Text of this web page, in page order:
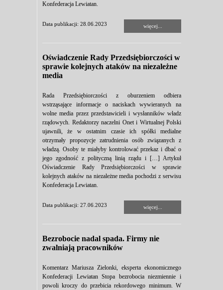
Konfederacja Lewiatan.
Data publikacji: 28.06.2023 więcej...
Oświadczenie Rady Przedsiębiorczości w
sprawie kolejnych ataków na niezależne
media
Rada Przedsiębiorczości z oburzeniem odbiera
wstrząsające informacje o naciskach wywieranych na
wolne media przez przedstawicieli i wysłanników władz
rządowych. Redaktorzy naczelni Onet i Wirtualnej Polski
ujawnili, że w ostatnim czasie ich spółki medialne
otrzymały propozycje zatrudnienia osób związanych z
władzą. Osoby te miałyby kontrolować przekaz i dbać o
jego zgodność z polityczną linią rządu i […] Artykuł
Oświadczenie Rady Przedsiębiorczości w sprawie
kolejnych ataków na niezależne media pochodzi z serwisu
Konfederacja Lewiatan.
Data publikacji: 27.06.2023 więcej...
Bezrobocie nadal spada. Firmy nie
zwalniają pracowników
Komentarz Mariusza Zielonki, eksperta ekonomicznego
Konfederacji Lewiatan Stopa bezrobocia niezmiennie i
powoli kroczy do przebicia rekordowego minimum. W